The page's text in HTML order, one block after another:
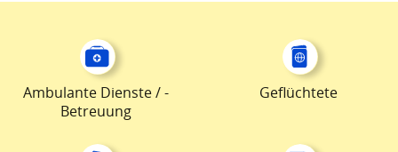
Ambulante Dienste / -
Betreuung
Geflüchtete